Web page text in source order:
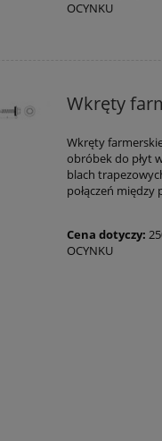
OCYNKU
Wkręty
Wkręty
obróbek do płyt
blach
połączeń między
Cena dotyczy:
OCYNKU